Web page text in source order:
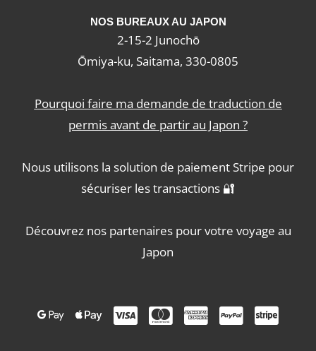
NOS BUREAUX AU JAPON
2-15-2 Junochō
Ōmiya-ku, Saitama, 330-0805
Pourquoi faire ma demande de traduction de
permis avant de partir au Japon ?
Nous utilisons la solution de paiement Stripe pour
sécuriser les transactions 🔐
Découvrez nos partenairespour votre voyage au
Japon
      